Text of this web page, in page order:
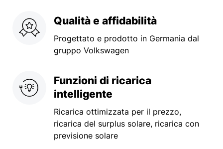
Qualità e affidabilità
Progettato e prodotto in Germania dal
gruppo Volkswagen
Funzioni di ricarica
intelligente
Ricarica ottimizzata per il prezzo,
ricarica del surplus solare, ricarica con
previsione solare